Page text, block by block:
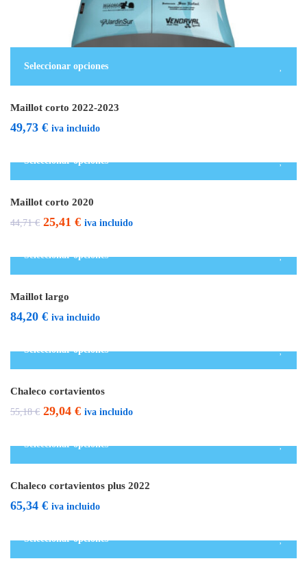
Seleccionar opciones
Maillot corto 2022-2023
49,73 € iva incluido
Seleccionar opciones
Maillot corto 2020
44,71€ El
original
44,71 €.
25,41 €El
actual
iva incluido
Seleccionar opciones
Maillot largo
84,20 € iva incluido
Seleccionar opciones
Chaleco cortavientos
55,18€ El
original
29,04 €El
actual
29,04 €.
iva incluido
Seleccionar opciones
Chaleco cortavientos plus 2022
65,34 € iva incluido
Seleccionar opciones